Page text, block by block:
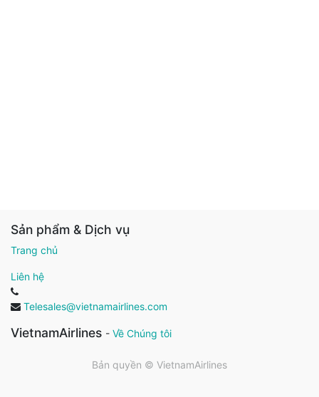
Sản phẩm & Dịch vụ
Trang chủ
Liên hệ
Telesales@vietnamairlines.com
VietnamAirlines - Về Chúng tôi
Bản quyền © VietnamAirlines